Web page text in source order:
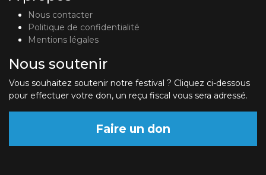
Nous contacter
Politique de confidentialité
Mentions légales
Nous soutenir
Vous souhaitez soutenir notre festival ? Cliquez ci-dessous
pour effectuer votre don, un reçu fiscal vous sera adressé.
Faire un don